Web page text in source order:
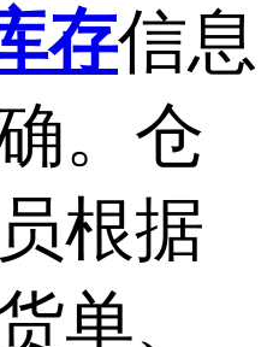
存信息
。仓
根据
单、